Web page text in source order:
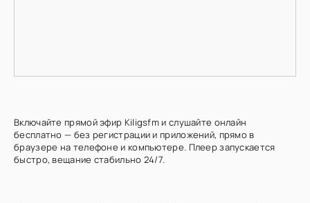
Включайте прямой эфир Kiligsfm и слушайте онлайн
бесплатно — без регистрации и приложений, прямо в
браузере на телефоне и компьютере. Плеер запускается
быстро, вещание стабильно 24/7.